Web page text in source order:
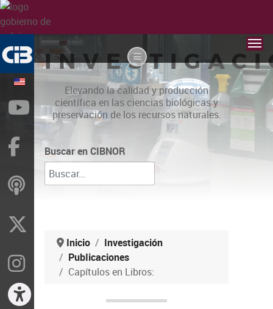
Elevando la calidad y producción
científica en las ciencias biológicas y
preservación de los recursos naturales.
Buscar en CIBNOR
Inicio
Investigación
PubIicaciones
Capítulos en Libros:
YouTube
Facebook
ivoox
Instragram